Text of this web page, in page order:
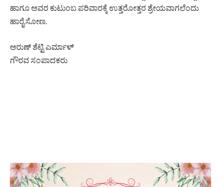
ಹಾಗೂ ಅವರ ಕುಟುಂಬ ಪರಿವಾರಕ್ಕೆ ಉತ್ತರೋತ್ತರ ಶ್ರೇಯವಾಗಲೆಂದು
ಹಾರೈಸೋಣ.
ಅರುಣ್ ಶೆಟ್ಟಿ ಎರ್ಮಾಳ್
ಗೌರವ ಸಂಪಾದಕರು